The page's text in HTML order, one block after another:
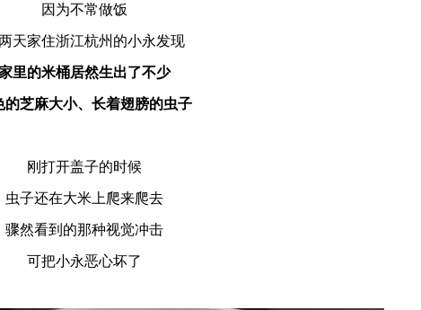
因为不常做饭
天家住浙江杭州的小永发现
里的米桶居然生出了不少
的芝麻大小、 长着翅膀的虫子
刚打开盖子的时候
虫子还在大米上爬来爬去
骤然看到的那种视觉冲击
可把小永恶心坏了